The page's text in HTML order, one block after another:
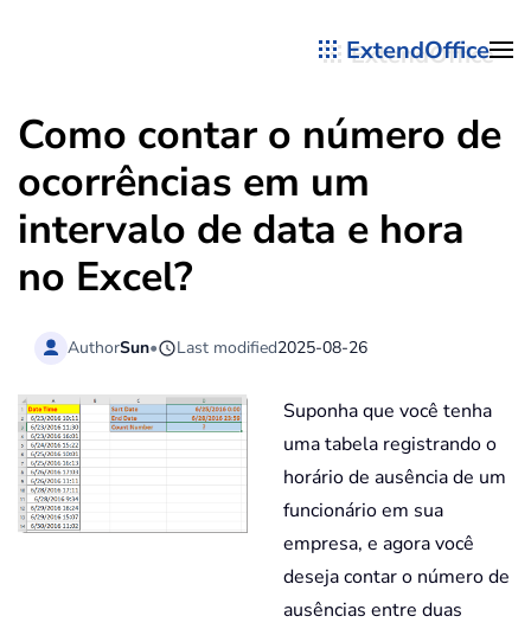
ExtendOffice
Como contar o número de
ocorrências em um
intervalo de data e hora
no Excel?
AuthorSun• Last modified2025-08-26
Suponha que você tenha
uma tabela registrando o
horário de ausência de um
funcionário em sua
empresa, e agora você
deseja contar o número de
ausências entre duas